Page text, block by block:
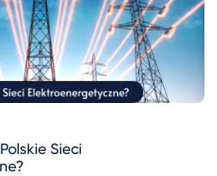
Sieci